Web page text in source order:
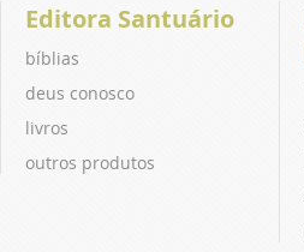
Editora Santuário
bíblias
deus conosco
livros
outros produtos